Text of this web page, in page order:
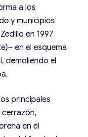
a los
y municipios
en 1997
en el esquema
demoliendo el
principales
en el